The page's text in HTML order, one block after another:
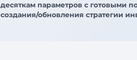
десяткам параметров с готовыми
создания/обновления стратегии